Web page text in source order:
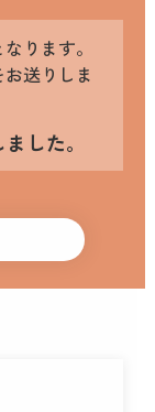
ります。
送りしま
した。